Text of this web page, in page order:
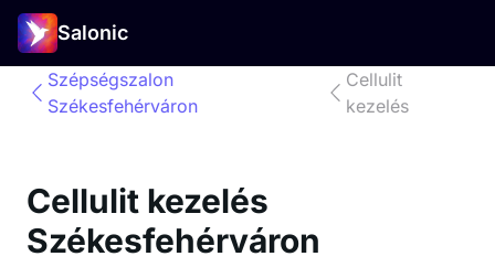
Salonic
Szépségszalon
Székesfehérváron
Cellulit
kezelés
Cellulit kezelés
Székesfehérváron